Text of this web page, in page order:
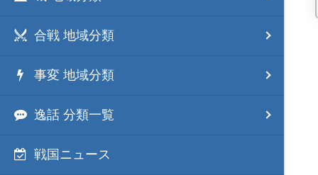
合戦 地域分類
事変 地域分類
逸話 分類一覧
戦国ニュース